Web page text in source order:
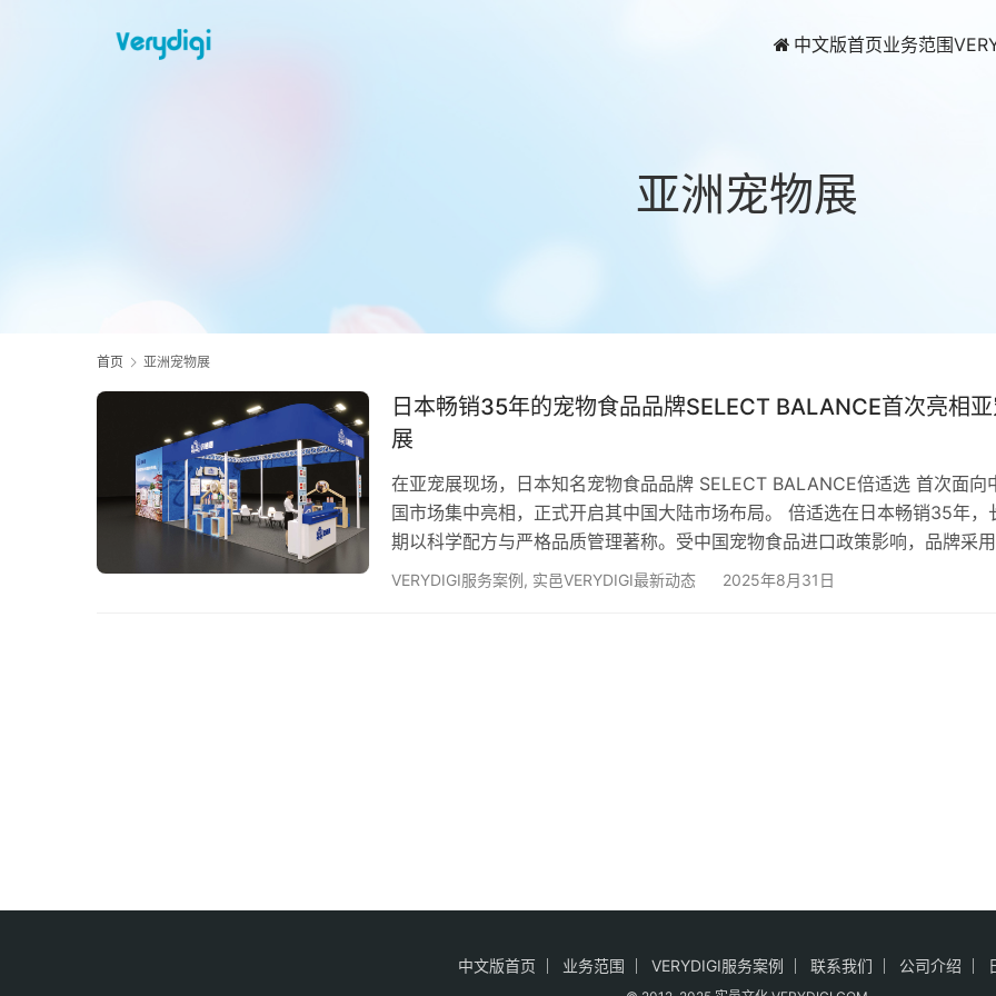
中文版首页业务范围
亚洲宠物展
首页 亚洲宠物展
日本畅销35年的宠物食品品牌SELECT BALANCE首次亮相
展
在亚宠展现场，日本知名宠物食品品牌 SELECT BALANCE倍适选 首次面向
国市场集中亮相，正式开启其中国大陆市场布局。 倍适选在日本畅销35年，
期以科学配方与严格品质管理著称。受中国宠物食品进口政策影响，品牌采用
“日本配方 + 中国制造” 模式进入中国市场——核心配方与生产技术由日本母公
VERYDIGI服务案例 , 实邑VERYDIGI最新动态 2025年8月31日
中文版首页 业务范围 VERYDIGI服务案例 联系我们 公司介绍